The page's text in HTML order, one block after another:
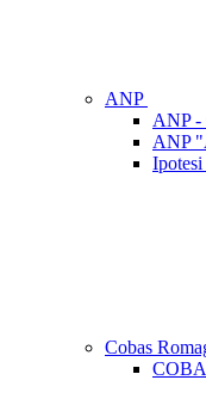
ANP
ANP -
ANP
Cobas